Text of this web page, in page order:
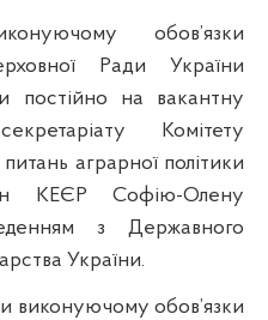
обов’язки
Ради України
постійно на вакантну
Комітету
аграрної політики
КЕЄР Софію-Олену
зДержавного
України.
виконуючому обов’язки